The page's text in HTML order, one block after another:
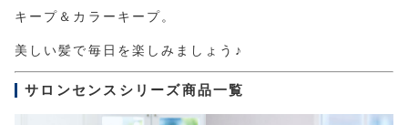
キープ＆カラーキープ。
美しい髪で毎日を楽しみましょう♪
サロンセンスシリーズ商品一覧